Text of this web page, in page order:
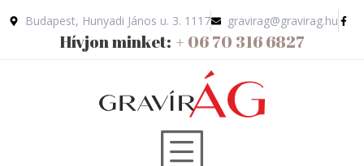
Budapest, Hunyadi János u. 3. 1117 gravirag@gravirag.hu
Hívjon minket: + 06 70 316 6827